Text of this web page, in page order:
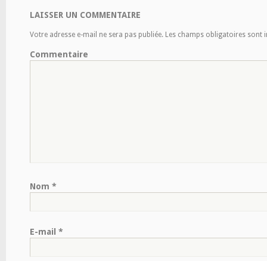
LAISSER UN COMMENTAIRE
Votre adresse e-mail ne sera pas publiée. Les champs obligatoires sont
Commentaire
Nom *
E-mail *